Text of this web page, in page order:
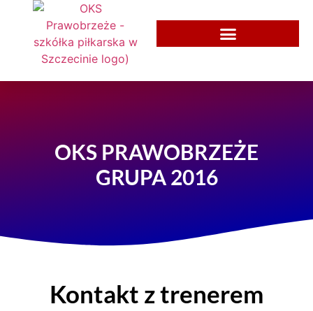
OKS PRAWOBRZEŻE
GRUPA 2016
Kontakt z trenerem